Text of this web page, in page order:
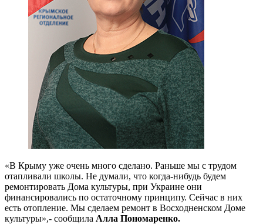
«В Крыму уже очень много сделано. Раньше мы с трудом
отапливали школы. Не думали, что когда-нибудь будем
ремонтировать Дома культуры, при Украине они
финансировались по остаточному принципу. Сейчас в них
есть отопление. Мы сделаем ремонт в Восходненском Доме
культуры»,- сообщила Алла Пономаренко.